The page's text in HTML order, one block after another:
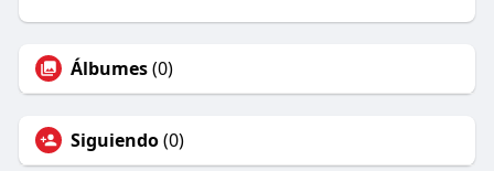
Álbumes(0)
Siguiendo(0)